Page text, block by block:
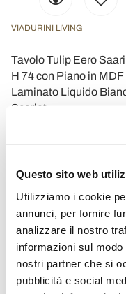
Questo sito web
Utilizziamo i cookie
annunci, per fornire
analizzare il nostro
informazioni sul
nostri partner che si
pubblicità e social
VIADURINI LIVING
Tavolo Tulip Eero
H 74 con Piano in MDF
Laminato Liquido
Scarlet